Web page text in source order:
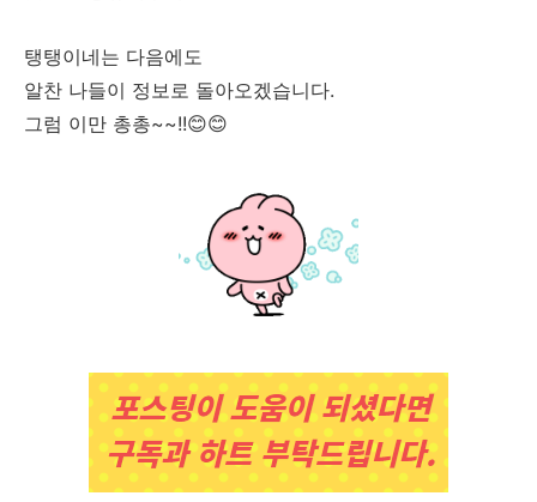
탱탱이네는 다음에도
알찬 나들이 정보로 돌아오겠습니다.
그럼 이만 총총~~!!😊😊